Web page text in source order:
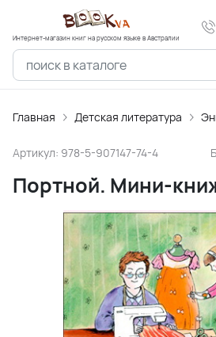
Интернет-магазин книг на русском языке в Австралии
Главная Детская литература
Артикул: 978-5-907147-74-4
Портной. Мини-